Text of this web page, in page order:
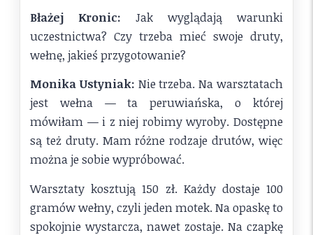
Błażej Kronic: Jak wyglądają warunki
uczestnictwa? Czy trzeba mieć swoje druty,
wełnę, jakieś przygotowanie?
Monika Ustyniak: Nie trzeba. Na warsztatach
jest wełna — ta peruwiańska, o której
mówiłam — i z niej robimy wyroby. Dostępne
są też druty. Mam różne rodzaje drutów, więc
można je sobie wypróbować.
Warsztaty kosztują 150 zł. Każdy dostaje 100
gramów wełny, czyli jeden motek. Na opaskę to
spokojnie wystarcza, nawet zostaje. Na czapkę